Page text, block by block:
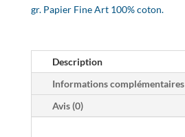
gr. Papier Fine Art 100% coton.
Description
Informations complémentaires
Avis (0)